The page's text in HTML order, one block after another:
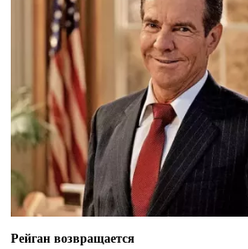
Рейган возвращается